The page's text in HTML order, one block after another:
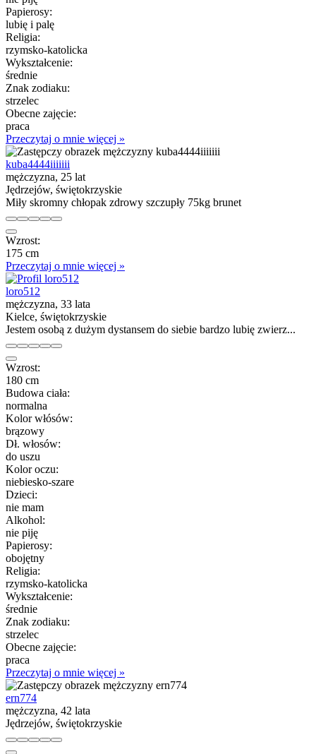
Papierosy:
lubię i palę
Religia:
rzymsko-katolicka
Wykształcenie:
średnie
Znak zodiaku:
strzelec
Obecne zajęcie:
praca
Przeczytaj o mnie więcej »
kuba4444iiiiiii
mężczyzna, 25 lat
Jędrzejów, świętokrzyskie
Miły skromny chłopak zdrowy szczupły 75kg brunet
Wzrost:
175 cm
Przeczytaj o mnie więcej »
loro512
mężczyzna, 33 lata
Kielce, świętokrzyskie
Jestem osobą z dużym dystansem do siebie bardzo lubię zwierz...
Wzrost:
180 cm
Budowa ciała:
normalna
Kolor włósów:
brązowy
Dł. włosów:
do uszu
Kolor oczu:
niebiesko-szare
Dzieci:
nie mam
Alkohol:
nie piję
Papierosy:
obojętny
Religia:
rzymsko-katolicka
Wykształcenie:
średnie
Znak zodiaku:
strzelec
Obecne zajęcie:
praca
Przeczytaj o mnie więcej »
ern774
mężczyzna, 42 lata
Jędrzejów, świętokrzyskie